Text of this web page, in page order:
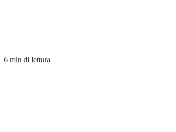
6 min di lettura